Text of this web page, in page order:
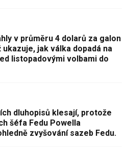
v průměru 4 dolarů za galon
jak válka dopadá na
listopadovými volbami do
dluhopisů klesají, protože
šéfa Fedu Powella
zvyšování sazeb Fedu.